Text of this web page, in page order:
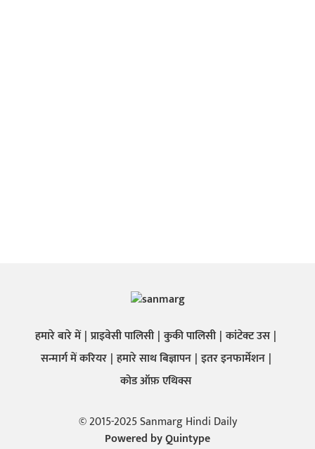
हमारे बारे में प्राइवेसी पालिसी कुकी पालिसी कांटेक्ट उस
सन्मार्ग में करियर हमारे साथ बिज्ञापन इतर इनफार्मेशन
कोड ऑफ़ एथिक्स
© 2015-2025 Sanmarg Hindi Daily
Powered byQuintype